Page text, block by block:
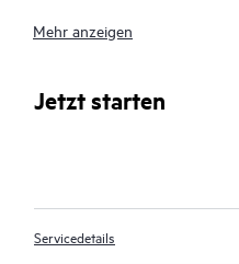
Teams dadurch, das
HPE Tech Care Service
Zugang zu
Kunden durch allgemeine
Support erhalten. Dabei
Mehr anzeigen
Jetzt starten
Servicedetails